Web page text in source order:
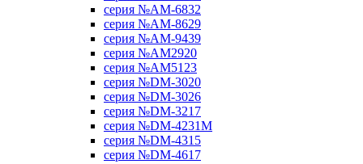
серия №AM-6832
серия №AM-8629
серия №AM-9439
серия №AM2920
серия №AM5123
серия №DM-3020
серия №DM-3026
серия №DM-3217
серия №DM-4231M
серия №DM-4315
серия №DM-4617